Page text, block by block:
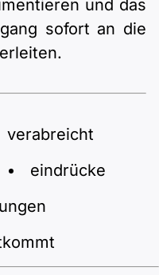
und das
sofort an die
verabreicht
eindrücke